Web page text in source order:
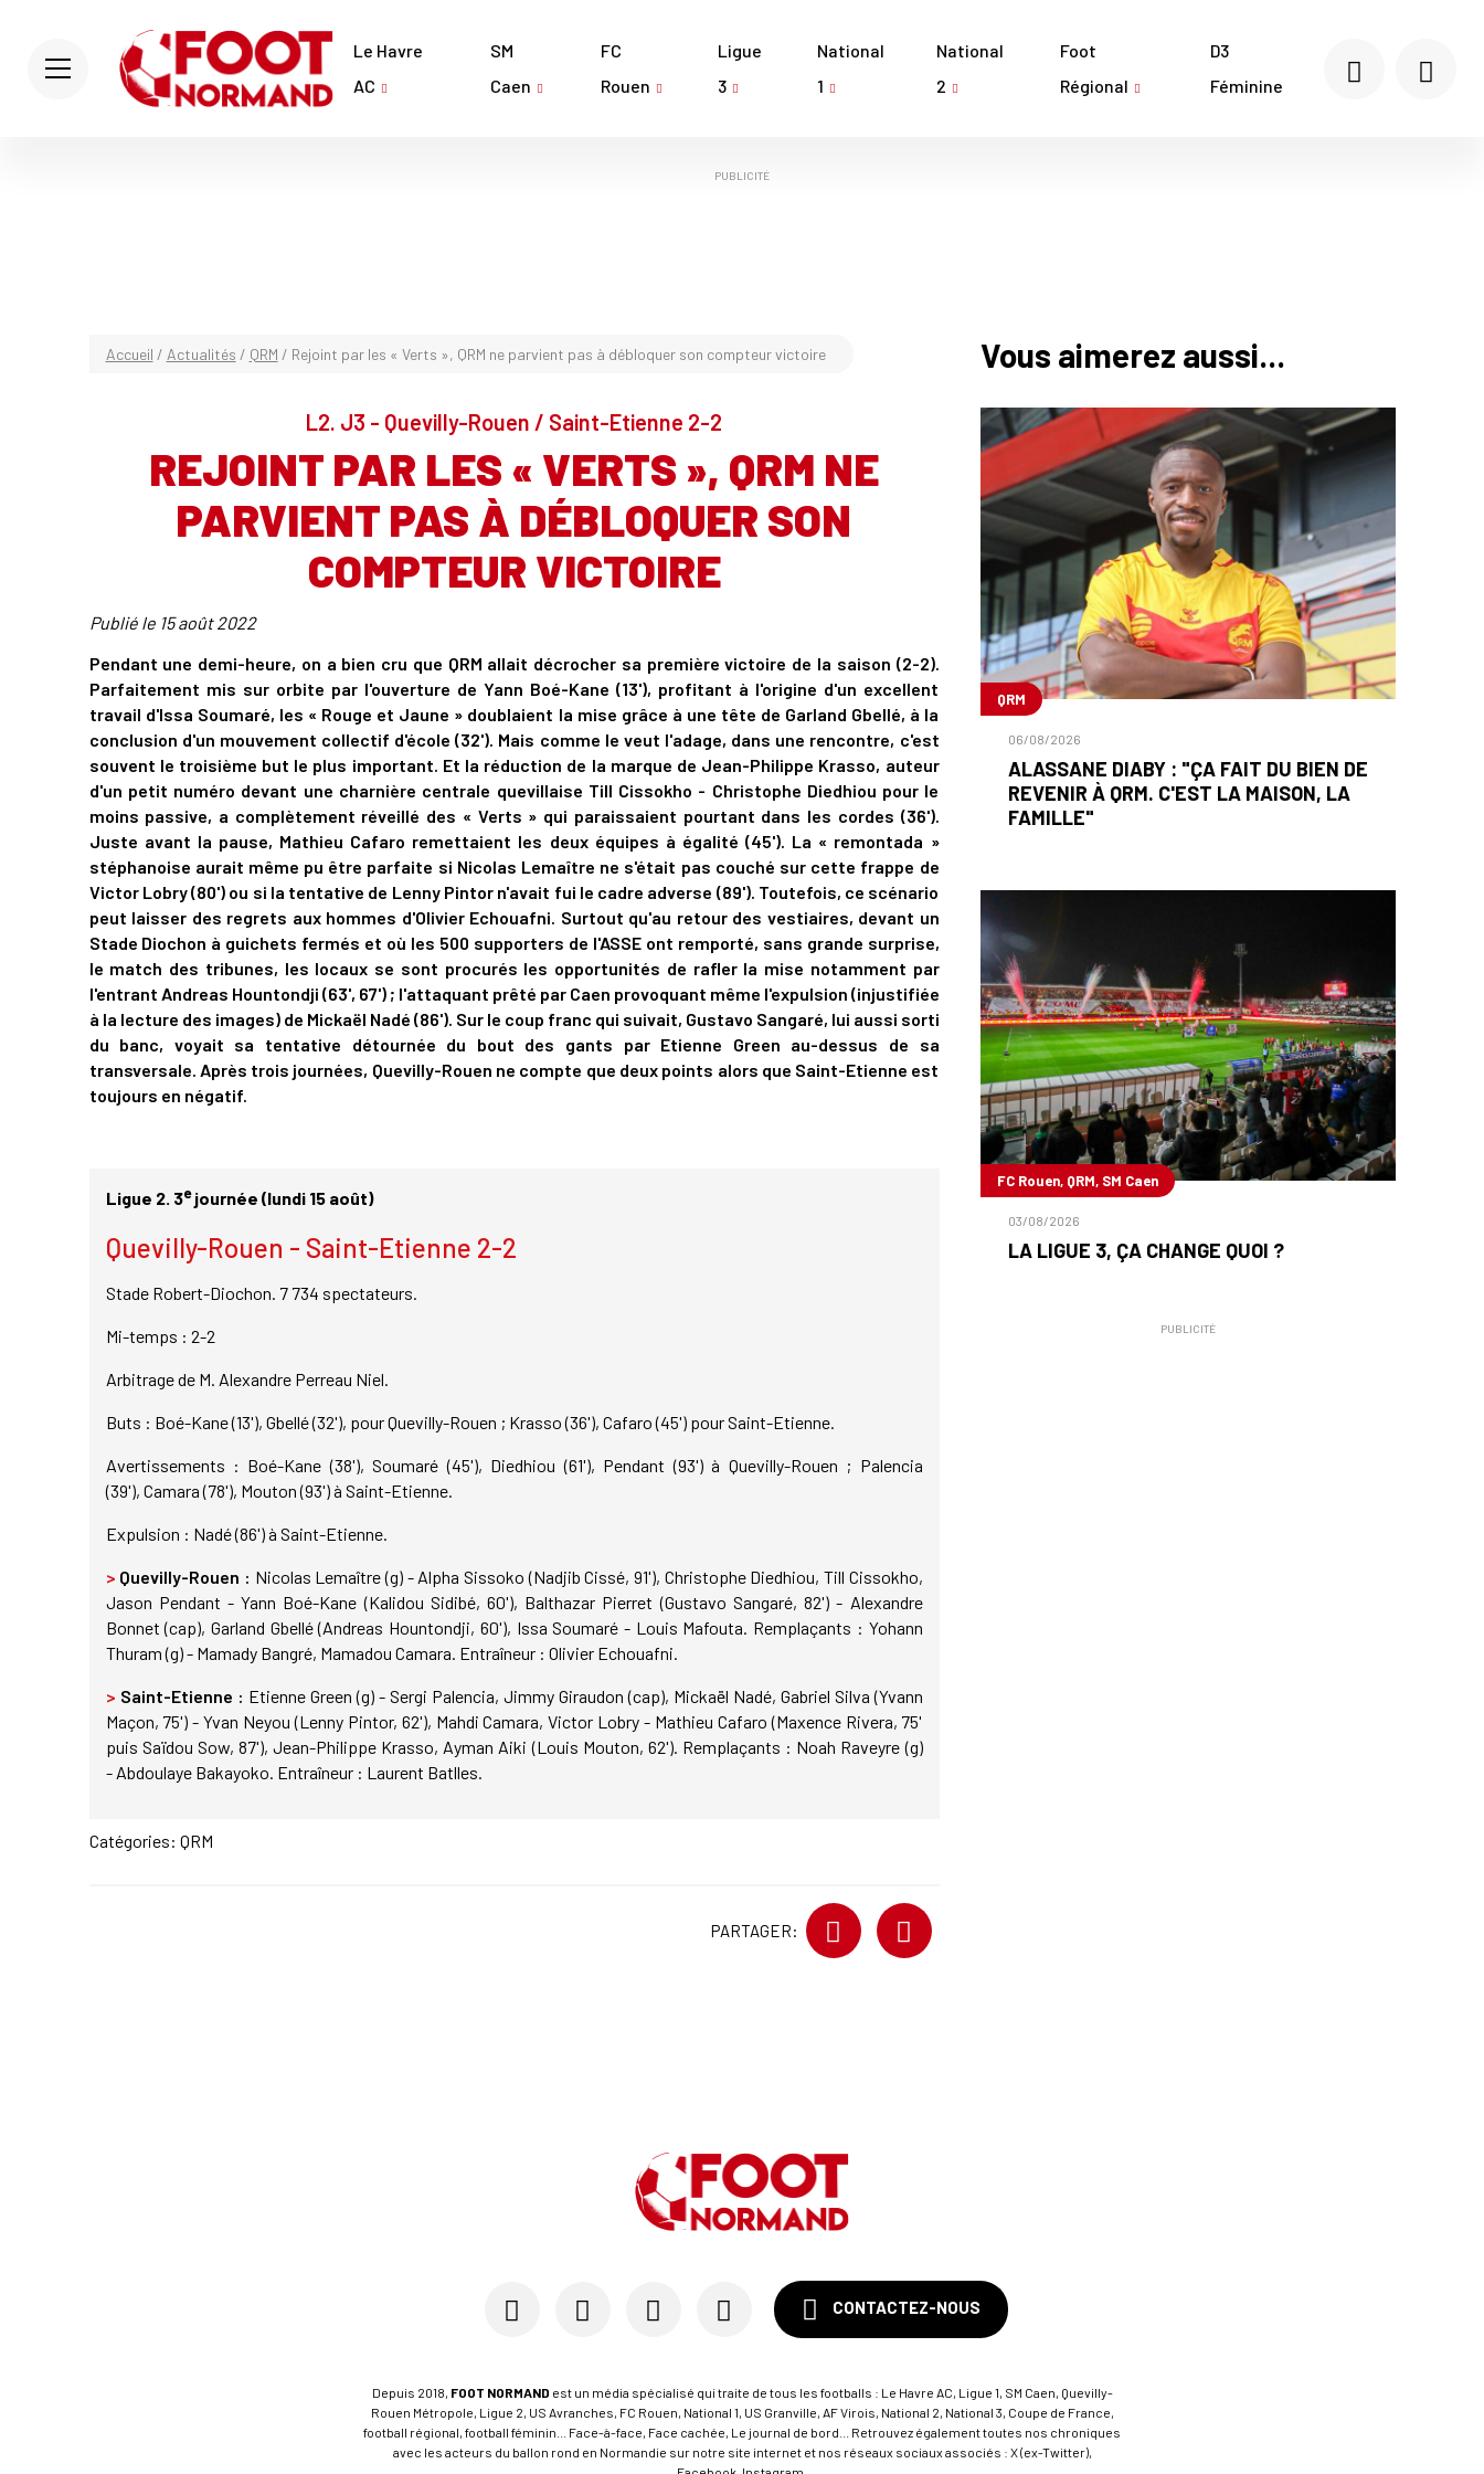
Le Havre
AC
SM
Caen
FC
Rouen
Ligue
3
National
1
National
2
Foot
Régional
D3
Féminine
PUBLICITÉ
Accueil / Actualités / QRM / Rejoint par les « Verts », QRM ne parvient pas à débloquer son compteur victoire
L2. J3 - Quevilly-Rouen / Saint-Etienne 2-2
REJOINT PAR LES « VERTS », QRM NE
PARVIENT PAS À DÉBLOQUER SON
COMPTEUR VICTOIRE
Publié le 15 août 2022
Pendant une demi-heure, on a bien cru que QRM allait décrocher sa première victoire de la saison (2-2).
Parfaitement mis sur orbite par l'ouverture de Yann Boé-Kane (13'), profitant à l'origine d'un excellent
travail d'Issa Soumaré, les « Rouge et Jaune » doublaient la mise grâce à une tête de Garland Gbellé, à la
conclusion d'un mouvement collectif d'école (32'). Mais comme le veut l'adage, dans une rencontre, c'est
souvent le troisième but le plus important. Et la réduction de la marque de Jean-Philippe Krasso, auteur
d'un petit numéro devant une charnière centrale quevillaise Till Cissokho - Christophe Diedhiou pour le
moins passive, a complètement réveillé des « Verts » qui paraissaient pourtant dans les cordes (36').
Juste avant la pause, Mathieu Cafaro remettaient les deux équipes à égalité (45'). La « remontada »
stéphanoise aurait même pu être parfaite si Nicolas Lemaître ne s'était pas couché sur cette frappe de
Victor Lobry (80') ou si la tentative de Lenny Pintor n'avait fui le cadre adverse (89'). Toutefois, ce scénario
peut laisser des regrets aux hommes d'Olivier Echouafni. Surtout qu'au retour des vestiaires, devant un
Stade Diochon à guichets fermés et où les 500 supporters de l'ASSE ont remporté, sans grande surprise,
le match des tribunes, les locaux se sont procurés les opportunités de rafler la mise notamment par
l'entrant Andreas Hountondji (63', 67') ; l'attaquant prêté par Caen provoquant même l'expulsion (injustifiée
à la lecture des images) de Mickaël Nadé (86'). Sur le coup franc qui suivait, Gustavo Sangaré, lui aussi sorti
du banc, voyait sa tentative détournée du bout des gants par Etienne Green au-dessus de sa
transversale. Après trois journées, Quevilly-Rouen ne compte que deux points alors que Saint-Etienne est
toujours en négatif.
Ligue 2. 3ejournée (lundi 15 août)
Quevilly-Rouen - Saint-Etienne 2-2
Stade Robert-Diochon. 7 734 spectateurs.
Mi-temps : 2-2
Arbitrage de M. Alexandre Perreau Niel.
Buts : Boé-Kane (13'), Gbellé (32'), pour Quevilly-Rouen ; Krasso (36'), Cafaro (45') pour Saint-Etienne.
Avertissements : Boé-Kane (38'), Soumaré (45'), Diedhiou (61'), Pendant (93') à Quevilly-Rouen ; Palencia
(39'), Camara (78'), Mouton (93') à Saint-Etienne.
Expulsion : Nadé (86') à Saint-Etienne.
> Quevilly-Rouen : Nicolas Lemaître (g) - Alpha Sissoko (Nadjib Cissé, 91'), Christophe Diedhiou, Till Cissokho,
Jason Pendant - Yann Boé-Kane (Kalidou Sidibé, 60'), Balthazar Pierret (Gustavo Sangaré, 82') - Alexandre
Bonnet (cap), Garland Gbellé (Andreas Hountondji, 60'), Issa Soumaré - Louis Mafouta. Remplaçants : Yohann
Thuram (g) - Mamady Bangré, Mamadou Camara. Entraîneur : Olivier Echouafni.
> Saint-Etienne : Etienne Green (g) - Sergi Palencia, Jimmy Giraudon (cap), Mickaël Nadé, Gabriel Silva (Yvann
Maçon, 75') - Yvan Neyou (Lenny Pintor, 62'), Mahdi Camara, Victor Lobry - Mathieu Cafaro (Maxence Rivera, 75'
puis Saïdou Sow, 87'), Jean-Philippe Krasso, Ayman Aiki (Louis Mouton, 62'). Remplaçants : Noah Raveyre (g)
- Abdoulaye Bakayoko. Entraîneur : Laurent Batlles.
Catégories: QRM
PARTAGER:
Vous aimerez aussi...
QRM
06/08/2026
ALASSANE DIABY : "ÇA FAIT DU BIEN DE
REVENIR À QRM. C'EST LA MAISON, LA
FAMILLE"
FC Rouen, QRM, SM Caen
03/08/2026
LA LIGUE 3, ÇA CHANGE QUOI ?
PUBLICITÉ
CONTACTEZ-NOUS
Depuis 2018, FOOT NORMAND est un média spécialisé qui traite de tous les footballs : Le Havre AC, Ligue 1, SM Caen, Quevilly-
Rouen Métropole, Ligue 2, US Avranches, FC Rouen, National 1, US Granville, AF Virois, National 2, National 3, Coupe de France,
football régional, football féminin... Face-à-face, Face cachée, Le journal de bord... Retrouvez également toutes nos chroniques
avec les acteurs du ballon rond en Normandie sur notre site internet et nos réseaux sociaux associés : X (ex-Twitter),